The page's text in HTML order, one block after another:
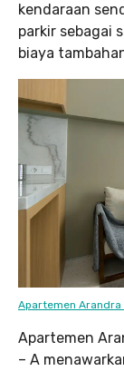
kendaraan
parkir sebagai
biaya
Apartemen Arandra
Apartemen
– A